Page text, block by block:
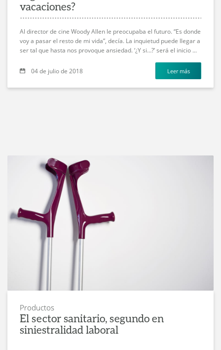
vacaciones?
Al director de cine Woody Allen le preocupaba el futuro. “Es donde
voy a pasar el resto de mi vida”, decía. La inquietud puede llegar a
ser tal que hasta nos provoque ansiedad. ‘¿Y si…?’ será el inicio ...
04 de julio de 2018 Leer más
Productos
El sector sanitario, segundo en
siniestralidad laboral